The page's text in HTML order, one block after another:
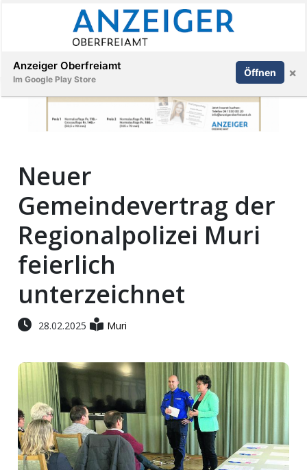
Veranstaltungen
Stellen
E-
Paper
App
Auw
Auw:
Abonnieren Anmelden
Neuer
Gemeindevertrag der
Regionalpolizei Muri
feierlich
unterzeichnet
28.02.2025 Muri
Anzeiger Oberfreiamt
Im Google Play Store
Öffnen ×